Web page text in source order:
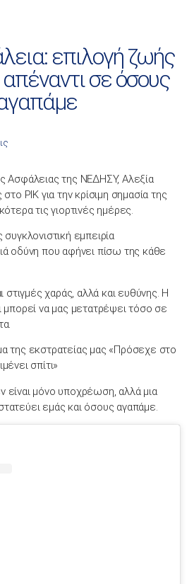
επιλογή ζωής
σε όσους
Ασφάλειας της ΝΕΔΗΣΥ, Αλεξία
ΡΙΚ για την κρίσιμη σημασία της
τις γιορτινές ημέρες.
εμπειρία
οδύνη που αφήνει πίσω της κάθε
στιγμές χαράς, αλλά και ευθύνης. Η
μπορεί να μας μετατρέψει τόσο σε
της εκστρατείας μας «Πρόσεχε στο
σπίτι»
μόνο υποχρέωση, αλλά μια
εμάς και όσους αγαπάμε.